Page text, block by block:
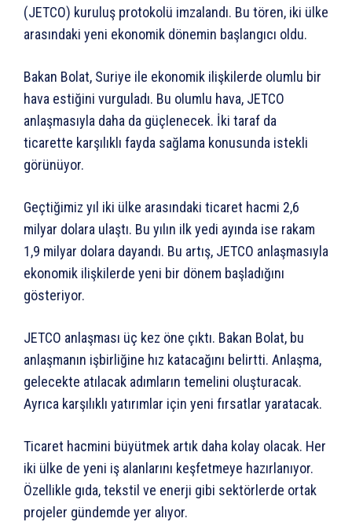
(JETCO) kuruluş protokolü imzalandı. Bu tören, iki ülke
arasındaki yeni ekonomik dönemin başlangıcı oldu.
Bakan Bolat, Suriye ile ekonomik ilişkilerde olumlu bir
hava estiğini vurguladı. Bu olumlu hava, JETCO
anlaşmasıyla daha da güçlenecek. İki taraf da
ticarette karşılıklı fayda sağlama konusunda istekli
görünüyor.
Geçtiğimiz yıl iki ülke arasındaki ticaret hacmi 2,6
milyar dolara ulaştı. Bu yılın ilk yedi ayında ise rakam
1,9 milyar dolara dayandı. Bu artış, JETCO anlaşmasıyla
ekonomik ilişkilerde yeni bir dönem başladığını
gösteriyor.
JETCO anlaşması üç kez öne çıktı. Bakan Bolat, bu
anlaşmanın işbirliğine hız katacağını belirtti. Anlaşma,
gelecekte atılacak adımların temelini oluşturacak.
Ayrıca karşılıklı yatırımlar için yeni fırsatlar yaratacak.
Ticaret hacmini büyütmek artık daha kolay olacak. Her
iki ülke de yeni iş alanlarını keşfetmeye hazırlanıyor.
Özellikle gıda, tekstil ve enerji gibi sektörlerde ortak
projeler gündemde yer alıyor.